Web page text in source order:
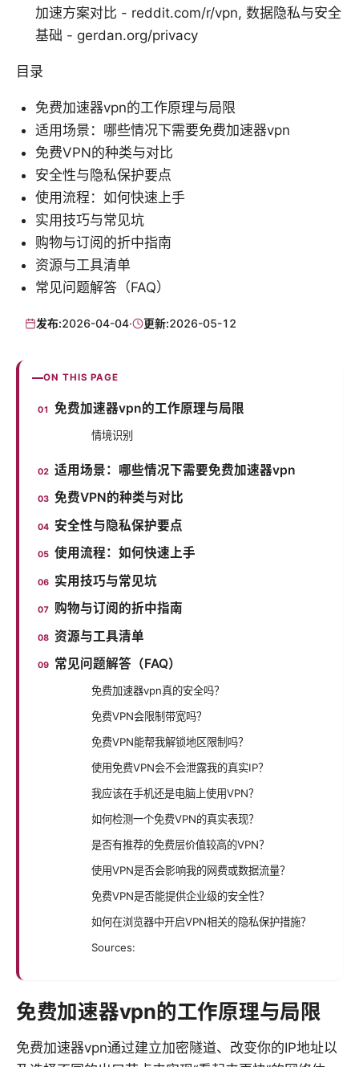
加速方案对比 - reddit.com/r/vpn, 数据隐私与安全
基础 - gerdan.org/privacy
目录
免费加速器vpn的工作原理与局限
适用场景：哪些情况下需要免费加速器vpn
免费VPN的种类与对比
安全性与隐私保护要点
使用流程：如何快速上手
实用技巧与常见坑
购物与订阅的折中指南
资源与工具清单
常见问题解答（FAQ）
发布:2026-04-04· 更新:2026-05-12
ON THIS PAGE
免费加速器vpn的工作原理与局限
情境识别
适用场景：哪些情况下需要免费加速器vpn
免费VPN的种类与对比
安全性与隐私保护要点
使用流程：如何快速上手
实用技巧与常见坑
购物与订阅的折中指南
资源与工具清单
常见问题解答（FAQ）
免费加速器vpn真的安全吗？
免费VPN会限制带宽吗？
免费VPN能帮我解锁地区限制吗？
使用免费VPN会不会泄露我的真实IP？
我应该在手机还是电脑上使用VPN？
如何检测一个免费VPN的真实表现？
是否有推荐的免费层价值较高的VPN？
使用VPN是否会影响我的网费或数据流量？
免费VPN是否能提供企业级的安全性？
如何在浏览器中开启VPN相关的隐私保护措施？
Sources:
免费加速器vpn的工作原理与局限
免费加速器vpn通过建立加密隧道、改变你的IP地址以